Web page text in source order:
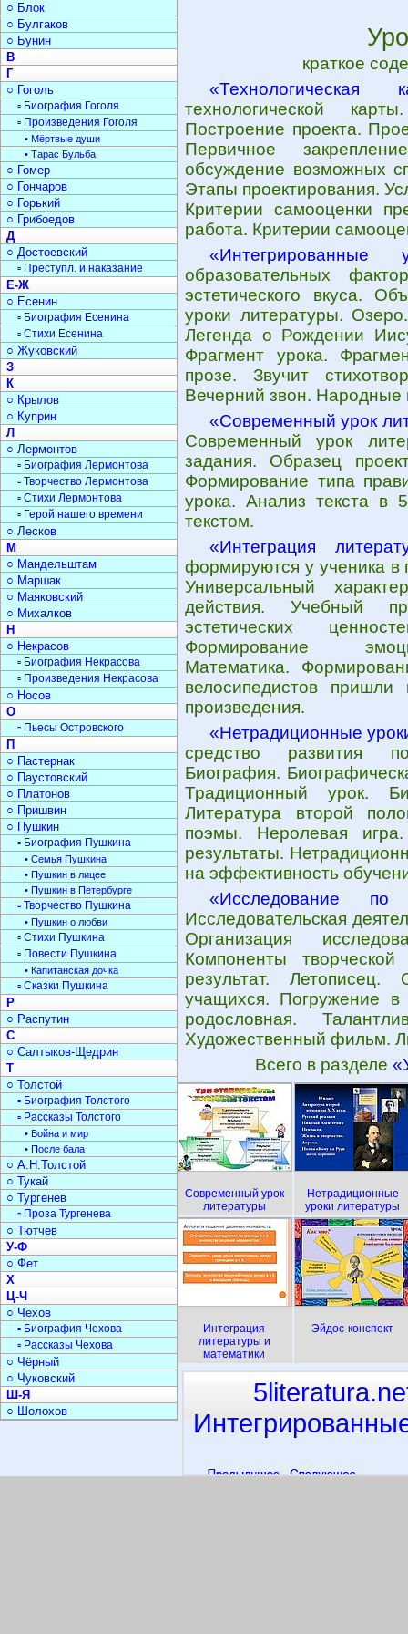
краткое
«Технологическая
технологической
Построение проекта.
Первичное
обсуждение возможных
Этапы проектирования.
Критерии самооценки
работа. Критерии
«Интегрированные
образовательных
эстетического вкуса.
уроки литературы.
Легенда о Рождении
Фрагмент урока.
прозе. Звучит
Вечерний звон. Народные
«Современный урок
Современный урок
задания. Образец
Формирование типа
урока. Анализ текста в
текстом.
«Интеграция
формируются у ученика в
Универсальный
действия. Учебный
эстетических
Формирование
Математика.
велосипедистов
произведения.
«Нетрадиционные
средство развития
Биография.
Традиционный урок.
Литература второй
поэмы. Неролевая
результаты.
на эффективность
«Исследование по
Исследовательская
Организация
Компоненты творческой
результат. Летописец.
учащихся. Погружение в
родословная.
Художественный фильм.
Всего в разделе
Современный урок
литературы
Нетрадиционные
уроки литературы
Интеграция
литературы и
математики
Эйдос-конспект
○ Блок
○ Булгаков
○ Бунин
В
Г
○ Гоголь
▫ Биография Гоголя
▫ Произведения Гоголя
• Мёртвые души
• Тарас Бульба
○ Гомер
○ Гончаров
○ Горький
○ Грибоедов
Д
○ Достоевский
▫ Преступл. и наказание
Е-Ж
○ Есенин
▫ Биография Есенина
▫ Стихи Есенина
○ Жуковский
З
К
○ Крылов
○ Куприн
Л
○ Лермонтов
▫ Биография Лермонтова
▫ Творчество Лермонтова
▫ Стихи Лермонтова
▫ Герой нашего времени
○ Лесков
М
○ Мандельштам
○ Маршак
○ Маяковский
○ Михалков
Н
○ Некрасов
▫ Биография Некрасова
▫ Произведения Некрасова
○ Носов
О
▫ Пьесы Островского
П
○ Пастернак
○ Паустовский
○ Платонов
○ Пришвин
○ Пушкин
▫ Биография Пушкина
• Семья Пушкина
• Пушкин в лицее
• Пушкин в Петербурге
▫ Творчество Пушкина
• Пушкин о любви
▫ Стихи Пушкина
▫ Повести Пушкина
• Капитанская дочка
▫ Сказки Пушкина
Р
○ Распутин
С
○ Салтыков-Щедрин
Т
○ Толстой
▫ Биография Толстого
▫ Рассказы Толстого
• Война и мир
• После бала
○ А.Н.Толстой
○ Тукай
○ Тургенев
▫ Проза Тургенева
○ Тютчев
У-Ф
○ Фет
Х
Ц-Ч
○ Чехов
▫ Биография Чехова
▫ Рассказы Чехова
○ Чёрный
○ Чуковский
Ш-Я
○ Шолохов